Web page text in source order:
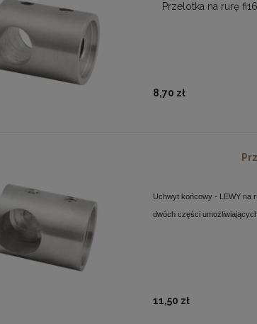
Przelotka na rurę
8,70 zł
Uchwyt końcowy - LEWY na
dwóch części
11,50 zł